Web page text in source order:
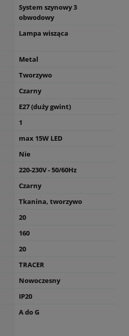
System szynowy 3
obwodowy
Lampa wisząca
Metal
Tworzywo
Czarny
E27 (duży gwint)
1
max 15W LED
Nie
220-230V - 50/60Hz
Czarny
Tkanina, tworzywo
20
160
20
TRACER
Nowoczesny
IP20
A do G